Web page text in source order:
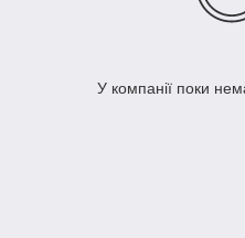
У компанії поки